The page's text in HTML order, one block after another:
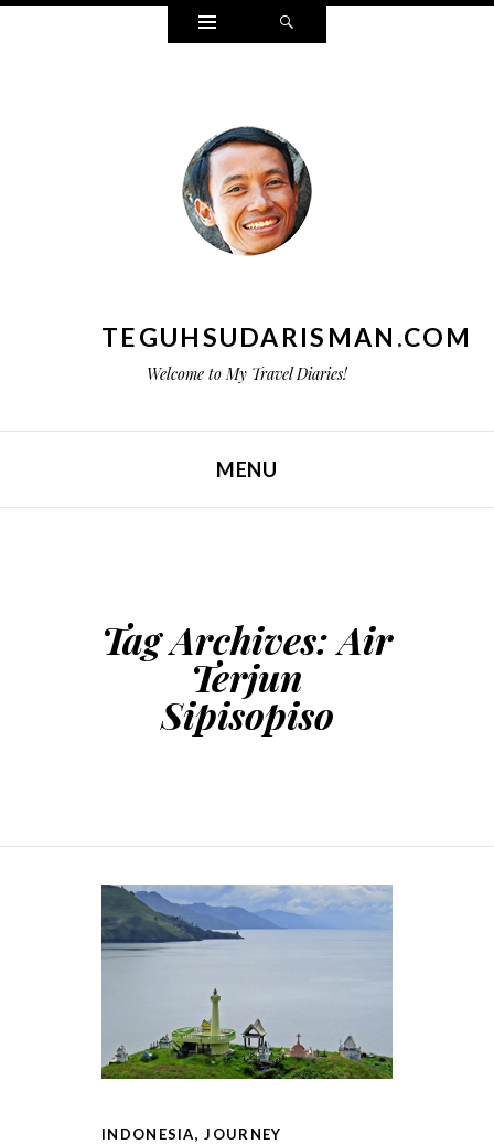
Widgets
TEGUHSUDARISMAN.COM
Welcome to My Travel Diaries!
MENU
Tag Archives:Air
Terjun
Sipisopiso
INDONESIA,JOURNEY